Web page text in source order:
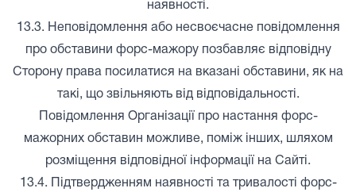
наявності.
13.3. Неповідомлення або несвоєчасне повідомлення
про обставини форс-мажору позбавляє відповідну
Сторону права посилатися на вказані обставини, як на
такі, що звільняють від відповідальності.
Повідомлення Організації про настання форс-
мажорних обставин можливе, поміж інших, шляхом
розміщення відповідної інформації на Сайті.
13.4. Підтвердженням наявності та тривалості форс-